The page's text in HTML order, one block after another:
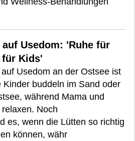
Usedom: 'Ruhe für
Kids'
Usedom an der Ostsee ist
buddeln im Sand oder
während Mama und
Noch
es, wenn die Lütten so richtig
können, währ